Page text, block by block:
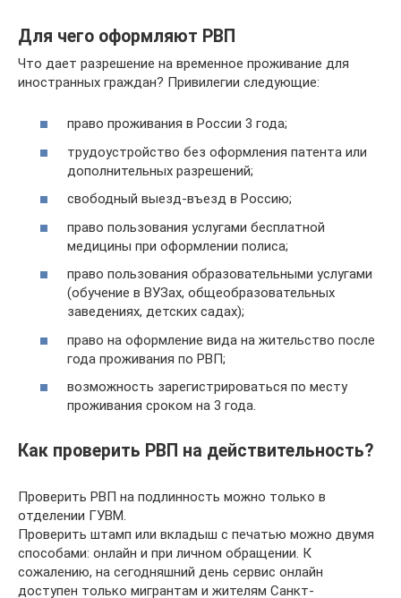
Для чего оформляют РВП
Что дает разрешение на временное проживание для
иностранных граждан? Привилегии следующие:
право проживания в России 3 года;
трудоустройство без оформления патента или
дополнительных разрешений;
свободный выезд-въезд в Россию;
право пользования услугами бесплатной
медицины при оформлении полиса;
право пользования образовательными услугами
(обучение в ВУЗах, общеобразовательных
заведениях, детских садах);
право на оформление вида на жительство после
года проживания по РВП;
возможность зарегистрироваться по месту
проживания сроком на 3 года.
Как проверить РВП на действительность?
Проверить РВП на подлинность можно только в
отделении ГУВМ.
Проверить штамп или вкладыш с печатью можно двумя
способами: онлайн и при личном обращении. К
сожалению, на сегодняшний день сервис онлайн
доступен только мигрантам и жителям Санкт-